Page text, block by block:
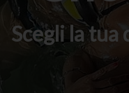
Scegli la